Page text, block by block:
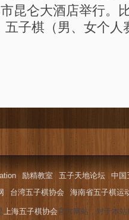
昆仑大酒店举行。
子棋（男、女个人
励精教室 五子天地论坛
中国
台湾五子棋协会 海南省五子棋运
上海五子棋协会官方网站，对于本